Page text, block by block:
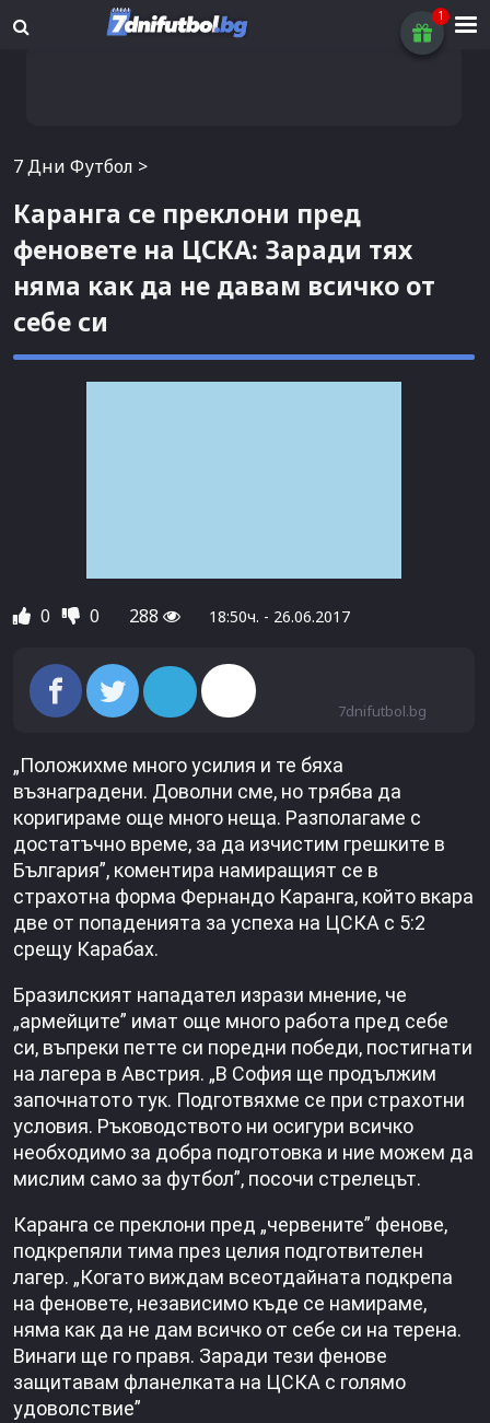
7 Дни Футбол >
Каранга се преклони пред
феновете на ЦСКА: Заради тях
няма как да не давам всичко от
себе си
0 0 288 18:50ч. - 26.06.2017
7dnifutbol.bg
„Положихме много усилия и те бяха
възнаградени. Доволни сме, но трябва да
коригираме още много неща. Разполагаме с
достатъчно време, за да изчистим грешките в
България”, коментира намиращият се в
страхотна форма Фернандо Каранга, който вкара
две от попаденията за успеха на ЦСКА с 5:2
срещу Карабах.
Бразилският нападател изрази мнение, че
„армейците” имат още много работа пред себе
си, въпреки петте си поредни победи, постигнати
на лагера в Австрия. „В София ще продължим
започнатото тук. Подготвяхме се при страхотни
условия. Ръководството ни осигури всичко
необходимо за добра подготовка и ние можем да
мислим само за футбол”, посочи стрелецът.
Каранга се преклони пред „червените” фенове,
подкрепяли тима през целия подготвителен
лагер. „Когато виждам всеотдайната подкрепа
на феновете, независимо къде се намираме,
няма как да не дам всичко от себе си на терена.
Винаги ще го правя. Заради тези фенове
защитавам фланелката на ЦСКА с голямо
удоволствие”